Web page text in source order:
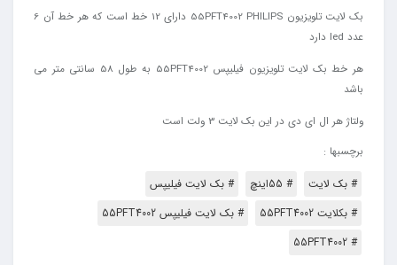
بک لایت تلویزیون 55PFT4002 PHILIPS دارای 12 خط است که هر خط آن 6
عدد led دارد
هر خط بک لایت تلویزیون فیلیپس 55PFT4002 به طول 58 سانتی متر می
باشد
ولتاژ هر ال ای دی در این بک لایت 3 ولت است
برچسبها :
# بک لایت # 55اینچ
# بک لایت فیلیپس
# بکلایت 55PFT4002
# بک لایت فیلیپس 55PFT4002
# 55PFT4002